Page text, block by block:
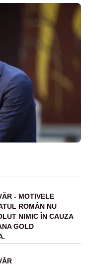
- MOTIVELE
ROMÂN NU
NIMIC ÎN CAUZA
GOLD